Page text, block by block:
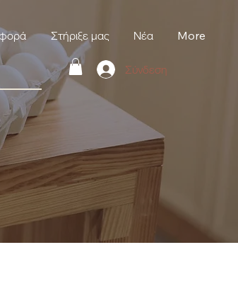
Στήριξε μας Νέα More
Σύνδεση